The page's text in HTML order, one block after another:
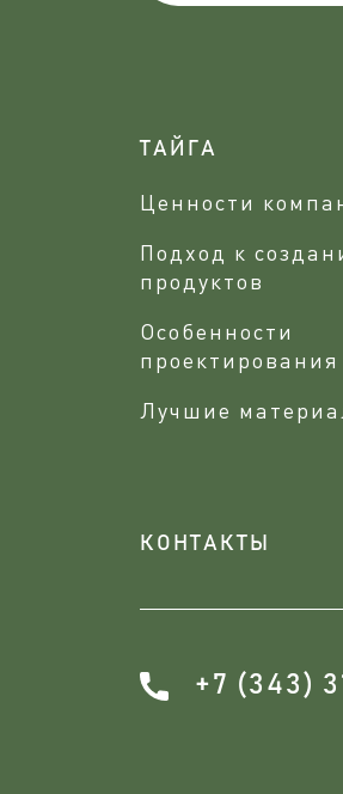
ТАЙГА
Ценности
Подход к
продуктов
Особенности
проектирования
Лучшие
КОНТАКТЫ
+7 (343)